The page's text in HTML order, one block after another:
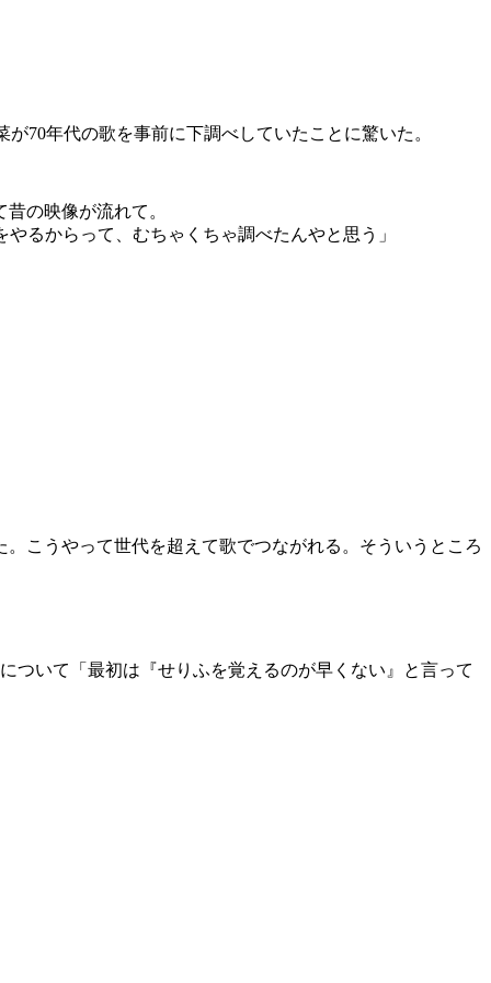
70年代の歌を事前に下調べしていたことに驚いた。
の映像が流れて。
るからって、むちゃくちゃ調べたんやと思う」
こうやって世代を超えて歌でつながれる。そういうところ
ついて「最初は『せりふを覚えるのが早くない』と言って